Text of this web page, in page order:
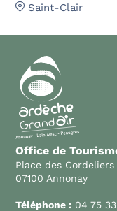
Saint-Clair
Office de
Place des Cordeliers
07100 Annonay
Téléphone : 04 75